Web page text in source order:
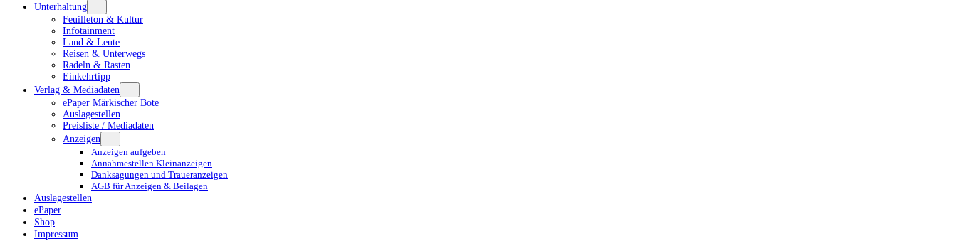
Unterhaltung
Feuilleton & Kultur
Infotainment
Land & Leute
Reisen & Unterwegs
Radeln & Rasten
Einkehrtipp
Verlag & Mediadaten
ePaper Märkischer Bote
Auslagestellen
Preisliste / Mediadaten
Anzeigen
Anzeigen aufgeben
Annahmestellen Kleinanzeigen
Danksagungen und Traueranzeigen
AGB für Anzeigen & Beilagen
Auslagestellen
ePaper
Shop
Impressum